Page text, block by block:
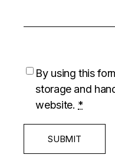
By using this
storage and
website. *
SUBMIT